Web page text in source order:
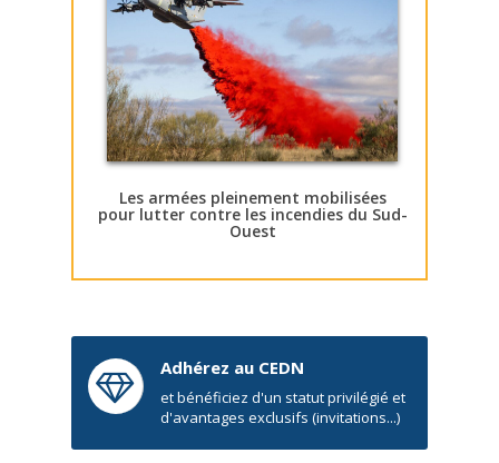
Les armées pleinement mobilisées
pour lutter contre les incendies du Sud-
Ouest
Adhérez au CEDN
et bénéficiez d'un statut privilégié et
d'avantages exclusifs (invitations...)